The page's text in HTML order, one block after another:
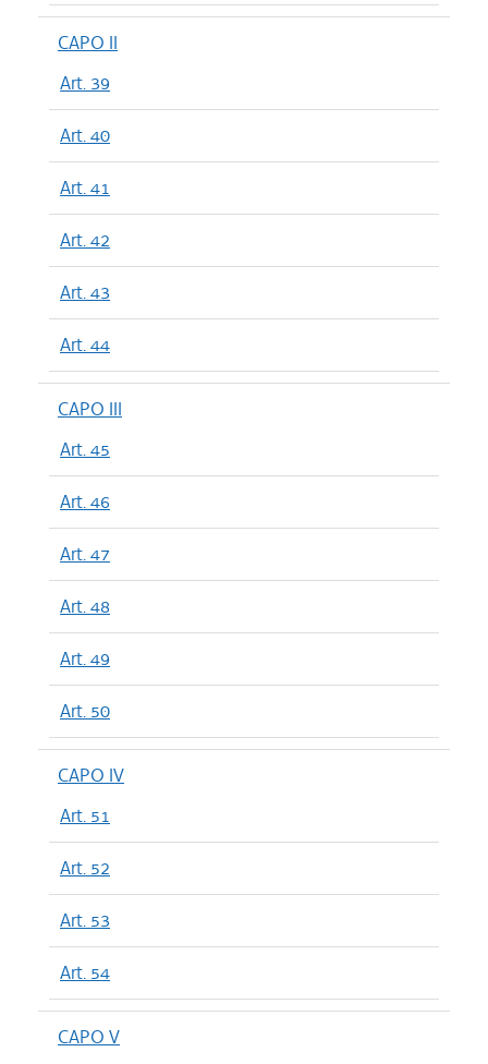
CAPO II
Art. 39
Art. 40
Art. 41
Art. 42
Art. 43
Art. 44
CAPO III
Art. 45
Art. 46
Art. 47
Art. 48
Art. 49
Art. 50
CAPO IV
Art. 51
Art. 52
Art. 53
Art. 54
CAPO V